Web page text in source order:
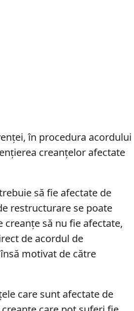
în procedura acordului
creanțelor afectate
să fie afectate de
restructurare se poate
să nu fie afectate,
de acordul de
motivat de către
care sunt afectate de